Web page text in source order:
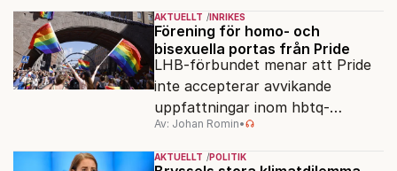
AKTUELLT INRIKES
Förening för homo- och
bisexuella portas från Pride
LHB-förbundet menar att Pride
inte accepterar avvikande
uppfattningar inom hbtq-
rörelsen. "Vi har inga problem
med transpersoner", säger
Av: Johan Romin•
AKTUELLT POLITIK